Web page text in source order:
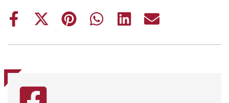
Share
Share
(Twitter)
Share
Share
Share
Share